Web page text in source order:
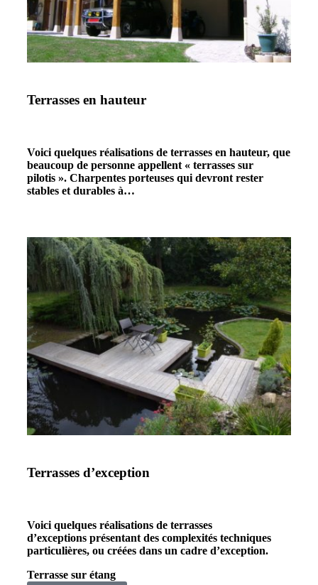
Terrasses en hauteur
Voici quelques réalisations de terrasses en hauteur, que
beaucoup de personne appellent « terrasses sur
pilotis ». Charpentes porteuses qui devront rester
stables et durables à…
Terrasses d’exception
Voici quelques réalisations de terrasses
d’exceptions présentant des complexités techniques
particulières, ou créées dans un cadre d’exception.
Terrasse sur étang